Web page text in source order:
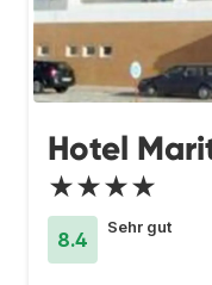
Hotel
★★★★
8.4
Sehr gut